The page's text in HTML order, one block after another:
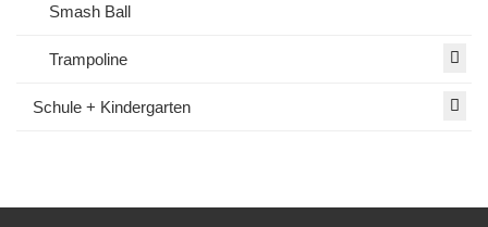
Smash Ball
Trampoline
Schule + Kindergarten